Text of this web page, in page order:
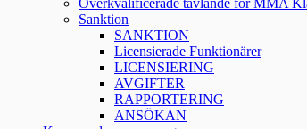
Överkvalificerade tävlande för MMA
Sanktion
SANKTION
Licensierade Funktionärer
LICENSIERING
AVGIFTER
RAPPORTERING
ANSÖKAN